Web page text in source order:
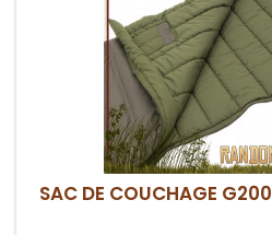
SAC DE COUCHAGE